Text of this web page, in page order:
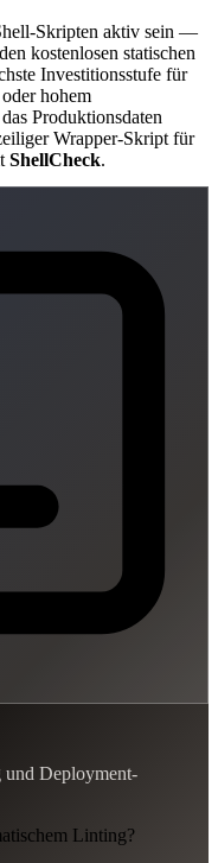
Skripten aktiv sein —
kostenlosen statischen
Investitionsstufe für
hohem
Produktionsdaten
Wrapper-Skript für
ShellCheck.
Deployment-
Linting?